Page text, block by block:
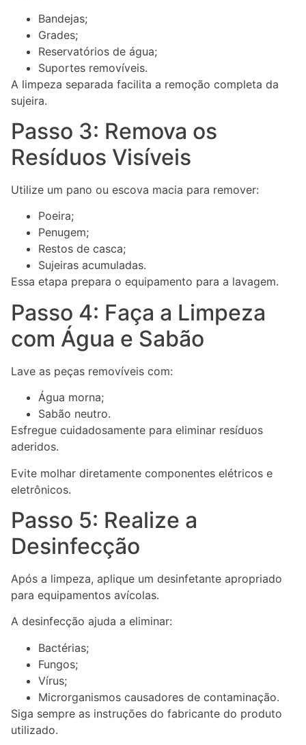
Bandejas;
Grades;
Reservatórios de água;
Suportes removíveis.
A limpeza separada facilita a remoção completa da
sujeira.
Passo 3: Remova os
Resíduos Visíveis
Utilize um pano ou escova macia para remover:
Poeira;
Penugem;
Restos de casca;
Sujeiras acumuladas.
Essa etapa prepara o equipamento para a lavagem.
Passo 4: Faça a Limpeza
com Água e Sabão
Lave as peças removíveis com:
Água morna;
Sabão neutro.
Esfregue cuidadosamente para eliminar resíduos
aderidos.
Evite molhar diretamente componentes elétricos e
eletrônicos.
Passo 5: Realize a
Desinfecção
Após a limpeza, aplique um desinfetante apropriado
para equipamentos avícolas.
A desinfecção ajuda a eliminar:
Bactérias;
Fungos;
Vírus;
Microrganismos causadores de contaminação.
Siga sempre as instruções do fabricante do produto
utilizado.